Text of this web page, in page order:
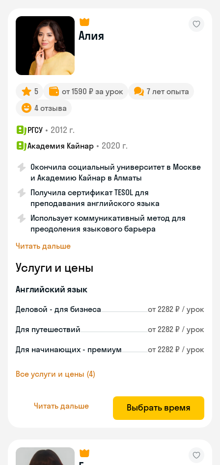
Алия
5 от 1590 ₽ за урок
7 лет опыта
4 отзыва
РГСУ • 2012 г.
Академия Кайнар • 2020 г.
Окончила социальный университет в Москве
и Академию Кайнар в Алматы
Получила сертификат TESOL для
преподавания английского языка
Использует коммуникативный метод для
преодоления языкового барьера
Читать дальше
Услуги и цены
Английский язык
Деловой - для бизнеса от 2282 ₽ / урок
Для путешествий от 2282 ₽ / урок
Для начинающих - премиум от 2282 ₽ / урок
Все услуги и цены (4)
Читать дальше Выбрать время